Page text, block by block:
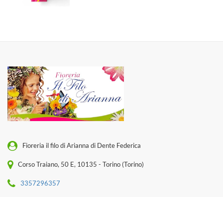
Fioreria il filo di Arianna di Dente Federica
Corso Traiano, 50 E, 10135 - Torino (Torino)
3357296357